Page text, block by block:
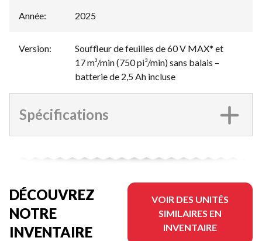
Année: 2025
Version:
Souffleur de feuilles de 60 V MAX* et
17 m³/min (750 pi³/min) sans balais –
batterie de 2,5 Ah incluse
Spécifications
DÉCOUVREZ
NOTRE
INVENTAIRE
VOIR DES UNITÉS
SIMILAIRES EN
INVENTAIRE